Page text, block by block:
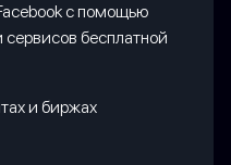
с помощью
бесплатной
и биржах